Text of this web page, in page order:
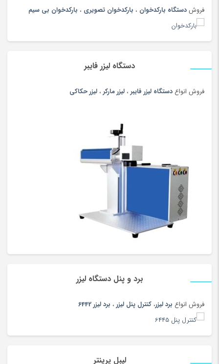
فروشدستگاه بارکدخوان ، بارکدخوان تصویری ، بارکدخوان بی سیم
دستگاه لیزر فایبر
فروش انواع دستگاه لیزر فایبر ، لیزر مارکر ، لیزر حکاکی
برد و پنل دستگاه لیزر
فروش انواع برد لیزر، کنترل پنل لیزر ، برد لیزر 6442
لیبل پرینتر